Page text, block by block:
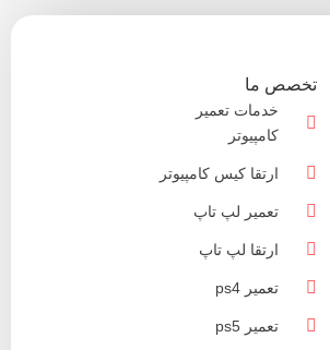
تخصص ما
خدمات تعمیر
کامپیوتر
ارتقا کیس کامپیوتر
تعمیر لپ تاپ
ارتقا لپ تاپ
تعمیر ps4
تعمیر ps5